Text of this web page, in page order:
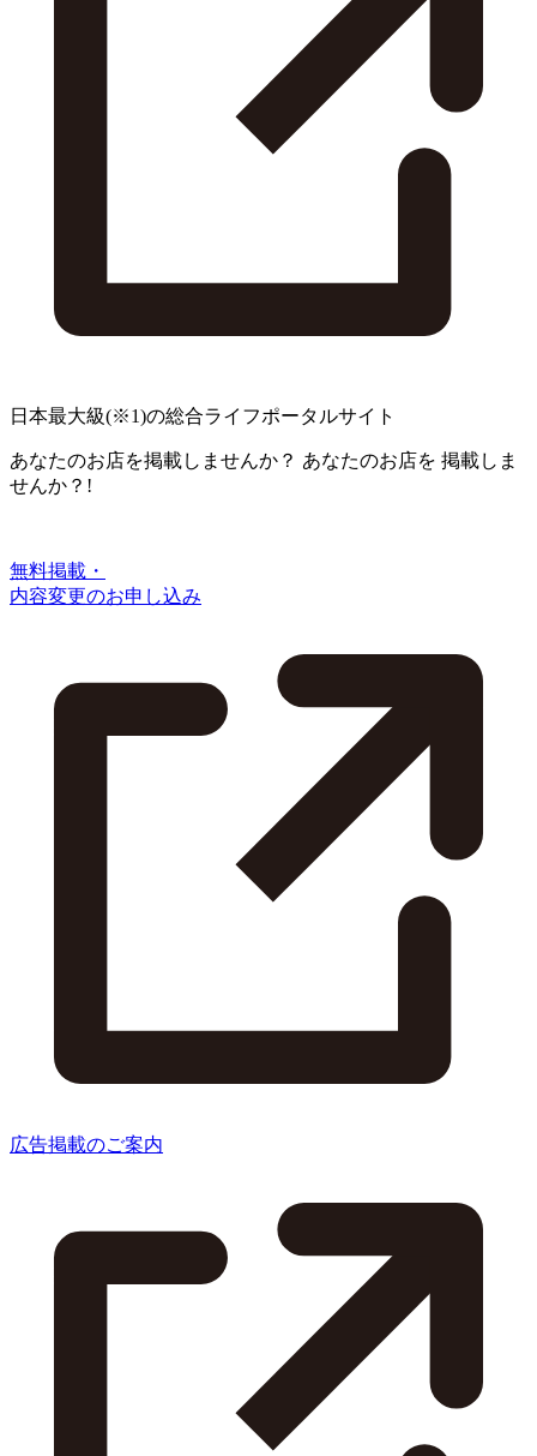
日本最大級(※1)の総合ライフポータルサイト
あなたのお店を掲載しませんか？ あなたのお店を 掲載しま
せんか？!
無料掲載・
内容変更のお申し込み
広告掲載のご案内